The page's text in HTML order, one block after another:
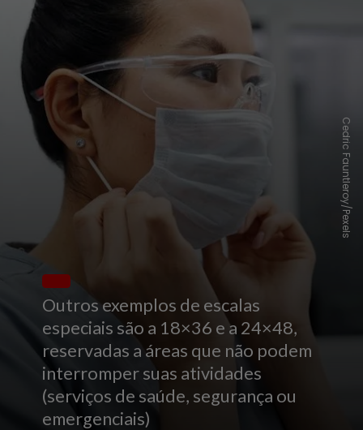
Outros exemplos de escalas
especiais são a 18×36 e a 24×48,
reservadas a áreas que não podem
interromper suas atividades
(serviços de saúde, segurança ou
emergenciais)
Cedric Fauntleroy/Pexels